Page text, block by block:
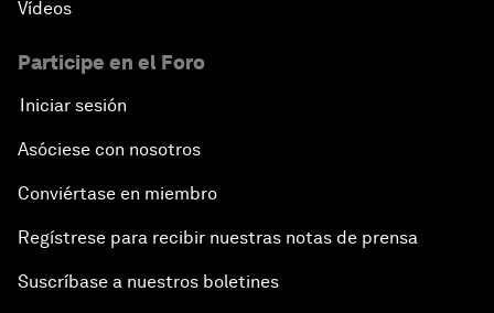
Vídeos
Participe en el Foro
Iniciar sesión
Asóciese con nosotros
Conviértase en miembro
Regístrese para recibir nuestras notas de prensa
Suscríbase a nuestros boletines